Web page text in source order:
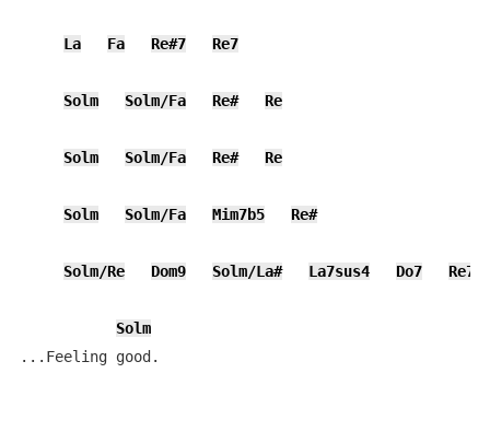
La Fa Re#7 Re7
Solm Solm/Fa Re# Re
Solm Solm/Fa Re# Re
Solm Solm/Fa Mim7b5 Re#
Solm/Re Dom9 Solm/La# La7sus4 Do7 Re7
Solm